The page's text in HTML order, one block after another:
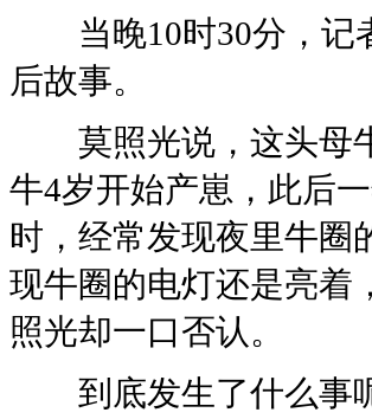
当晚10时30分，记者
后故事。
莫照光说，这头母牛
牛4岁开始产崽，此后
时，经常发现夜里牛圈
现牛圈的电灯还是亮着
照光却一口否认。
到底发生了什么事呢